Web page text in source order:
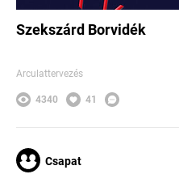
Szekszárd Borvidék
Arculattervezés
4340 41
Csapat